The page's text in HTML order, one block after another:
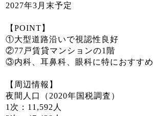
2027年3月末予定
【POINT】
①大型道路沿いで視認性良好
②77戸賃貸マンションの1階
③内科、耳鼻科、眼科に特におすすめ
【周辺情報】
夜間人口（2020年国税調査）
1次：11,592人